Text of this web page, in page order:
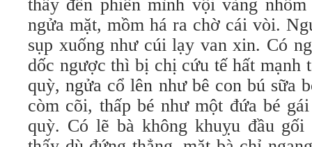
thấy đến phiên mình vội vàng
ngửa mặt, mồm há ra chờ cái vòi.
sụp xuống như cúi lạy van xin. Có
dốc ngược thì bị chị cứu tế hất mạnh
quỳ, ngửa cổ lên như bê con bú sữa
còm cõi, thấp bé như một đứa bé
quỳ. Có lẽ bà không khuỵu đầu